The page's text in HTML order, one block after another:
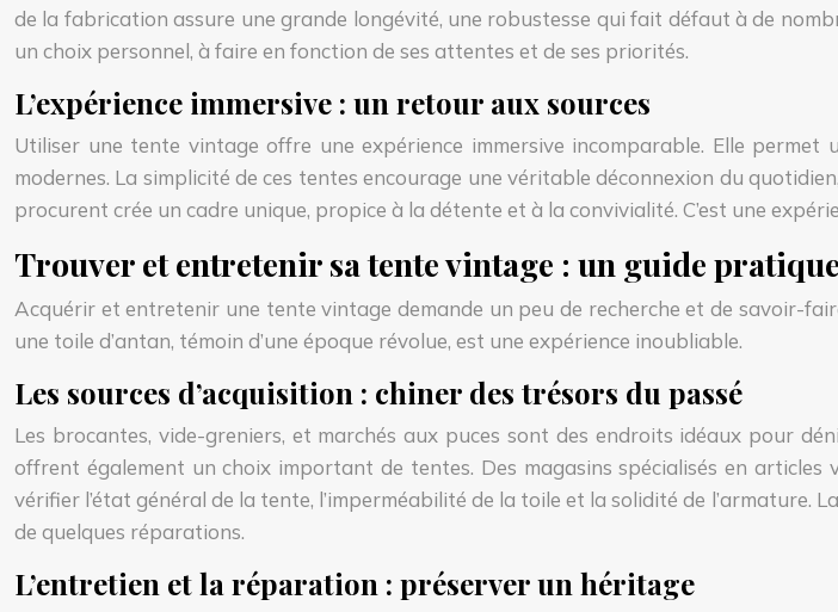
de la fabrication assure une grande longévité, une robustesse qui fait défaut à de
un choix personnel, à faire en fonction de ses attentes et de ses priorités.
L’expérience immersive : un retour aux sources
Utiliser une tente vintage offre une expérience immersive incomparable. Elle
modernes. La simplicité de ces tentes encourage une véritable déconnexion du
procurent crée un cadre unique, propice à la détente et à la convivialité. C’est une
Trouver et entretenir sa tente vintage : un guide pratique
Acquérir et entretenir une tente vintage demande un peu de recherche et de savoir-
une toile d’antan, témoin d’une époque révolue, est une expérience inoubliable.
Les sources d’acquisition : chiner des trésors du passé
Les brocantes, vide-greniers, et marchés aux puces sont des endroits idéaux pour
offrent également un choix important de tentes. Des magasins spécialisés en
vérifier l’état général de la tente, l’imperméabilité de la toile et la solidité de
de quelques réparations.
L’entretien et la réparation : préserver un héritage